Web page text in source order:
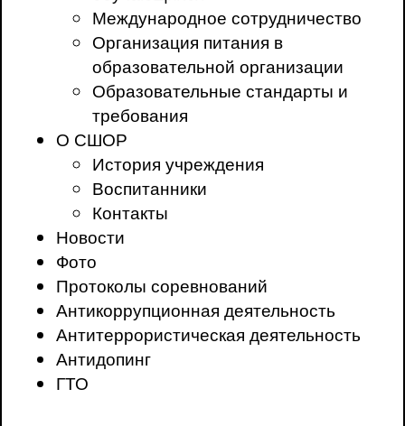
Международное сотрудничество
Организация питания в
образовательной организации
Образовательные стандарты и
требования
О СШОР
История учреждения
Воспитанники
Контакты
Новости
Фото
Протоколы соревнований
Антикоррупционная деятельность
Антитеррористическая деятельность
Антидопинг
ГТО